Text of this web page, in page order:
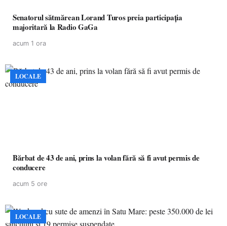
Senatorul sătmărean Lorand Turos preia participația
majoritară la Radio GaGa
acum 1 ora
LOCALE
Bărbat de 43 de ani, prins la volan fără să fi avut permis de
conducere
acum 5 ore
LOCALE